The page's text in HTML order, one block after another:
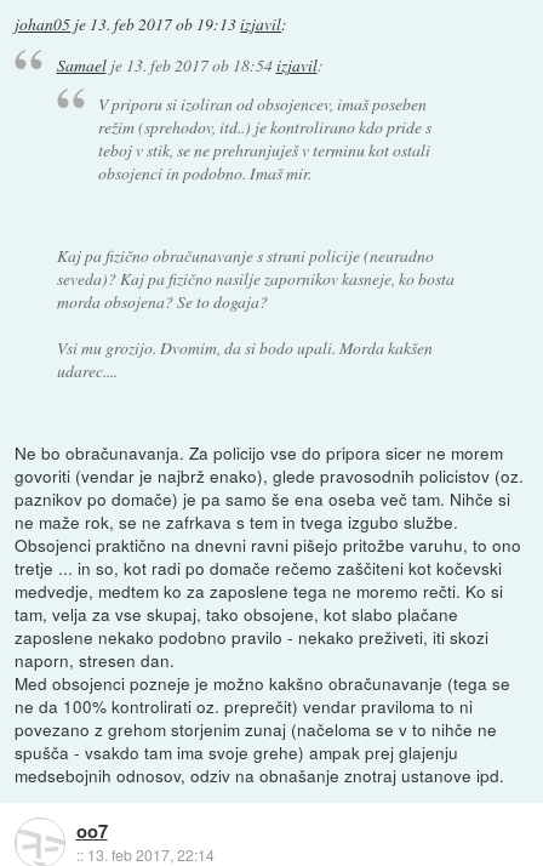
johan05 je 13. feb 2017 ob 19:13izjavil:
Samaelje 13. feb 2017 ob 18:54izjavil:
V priporu si izoliran od obsojencev, imaš poseben
režim (sprehodov, itd..) je kontrolirano kdo pride s
teboj v stik, se ne prehranjuješ v terminu kot ostali
obsojenci in podobno. Imaš mir.
Kaj pa fizično obračunavanje s strani policije (neuradno
seveda)? Kaj pa fizično nasilje zapornikov kasneje, ko bosta
morda obsojena? Se to dogaja?
Vsi mu grozijo. Dvomim, da si bodo upali. Morda kakšen
udarec....
Ne bo obračunavanja. Za policijo vse do pripora sicer ne morem
govoriti (vendar je najbrž enako), glede pravosodnih policistov (oz.
paznikov po domače) je pa samo še ena oseba več tam. Nihče si
ne maže rok, se ne zafrkava s tem in tvega izgubo službe.
Obsojenci praktično na dnevni ravni pišejo pritožbe varuhu, to ono
tretje ... in so, kot radi po domače rečemo zaščiteni kot kočevski
medvedje, medtem ko za zaposlene tega ne moremo rečti. Ko si
tam, velja za vse skupaj, tako obsojene, kot slabo plačane
zaposlene nekako podobno pravilo - nekako preživeti, iti skozi
naporn, stresen dan.
Med obsojenci pozneje je možno kakšno obračunavanje (tega se
ne da 100% kontrolirati oz. preprečit) vendar praviloma to ni
povezano z grehom storjenim zunaj (načeloma se v to nihče ne
spušča - vsakdo tam ima svoje grehe) ampak prej glajenju
medsebojnih odnosov, odziv na obnašanje znotraj ustanove ipd.
oo7
:: 13. feb 2017, 22:14